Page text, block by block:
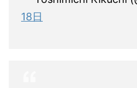
18日